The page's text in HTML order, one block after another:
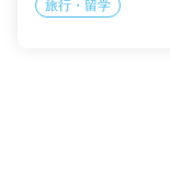
旅行・留学